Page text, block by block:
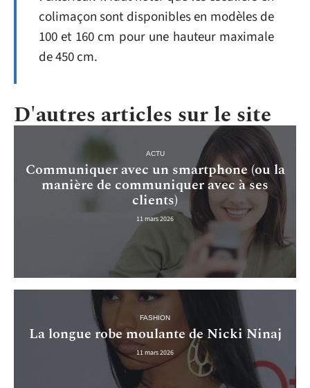
colimaçon sont disponibles en modèles de
100 et 160 cm pour une hauteur maximale
de 450 cm.
D'autres articles sur le site
ACTU
Communiquer avec un smartphone (ou la
manière de communiquer avec à ses
clients)
11 mars 2026
FASHION
La longue robe moulante de Nicki Ninaj
11 mars 2026